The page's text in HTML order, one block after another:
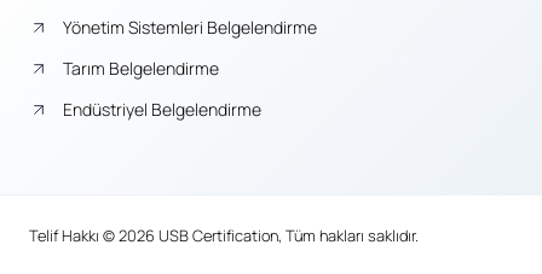
Yönetim Sistemleri Belgelendirme
Tarım Belgelendirme
Endüstriyel Belgelendirme
Telif Hakkı © 2026 USB Certification, Tüm hakları saklıdır.